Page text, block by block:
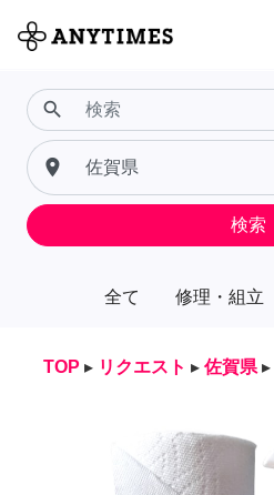
全て 修理・組立
search
place
検索
TOP ▸ リクエスト ▸ 佐賀県 ▸